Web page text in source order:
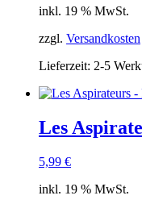
inkl. 19 % MwSt.
zzgl. Versandkosten
Lieferzeit: 2-5
Les
5,99 €
inkl. 19 % MwSt.